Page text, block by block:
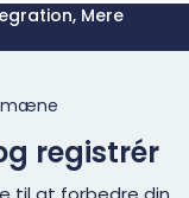
Mere
registrér